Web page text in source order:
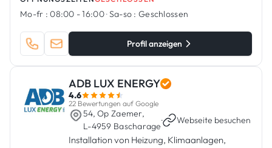
„Zufriedenheitsgarantie“
Mo-fr : 08:00 - 16:00·Sa-so : Geschlossen
Profil anzeigen
ADB LUX ENERGY
4.6
22 Bewertungen auf Google
54, Op Zaemer,
L-4959 Bascharage
· Webseite besuchen
Installation von Heizung, Klimaanlagen,